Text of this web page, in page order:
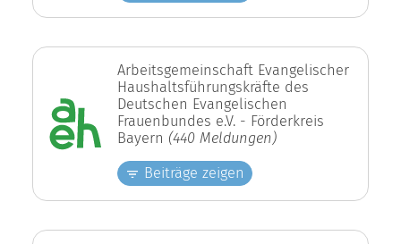
Arbeitsgemeinschaft Evangelischer
Haushaltsführungskräfte des
Deutschen Evangelischen
Frauenbundes e.V. - Förderkreis
Bayern (440 Meldungen)
Beiträge zeigen